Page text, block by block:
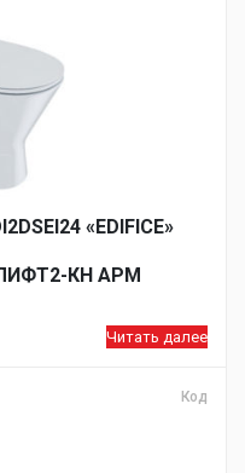
«EDIFICE»
КН АРМ
Читать далее
Код